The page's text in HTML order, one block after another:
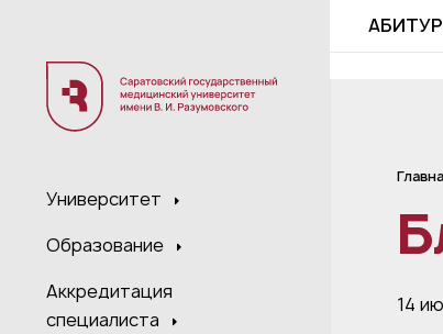
Университет
Образование
Аккредитация
специалиста
14